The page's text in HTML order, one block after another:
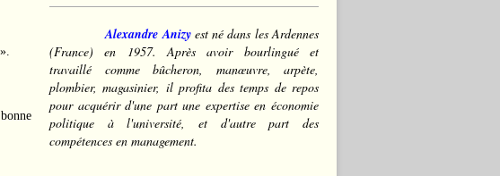
Alexandre Anizy est né dans les Ardennes
(France) en 1957. Après avoir bourlingué et
travaillé comme bûcheron, manœuvre, arpète,
plombier, magasinier, il profita des temps de repos
pour acquérir d'une part une expertise en économie
politique à l'université, et d'autre part des
compétences en management.